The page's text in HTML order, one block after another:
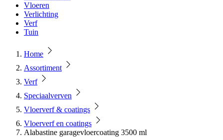
Vloeren
Verlichting
Verf
Tuin
Home
Assortiment
Verf
Speciaalverven
Vloerverf & coatings
Vloerverf en coatings
Alabastine garagevloercoating 3500 ml